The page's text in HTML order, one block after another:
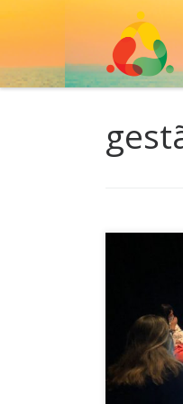
Skip to content
Em mais
governo
temática
Fazenda,